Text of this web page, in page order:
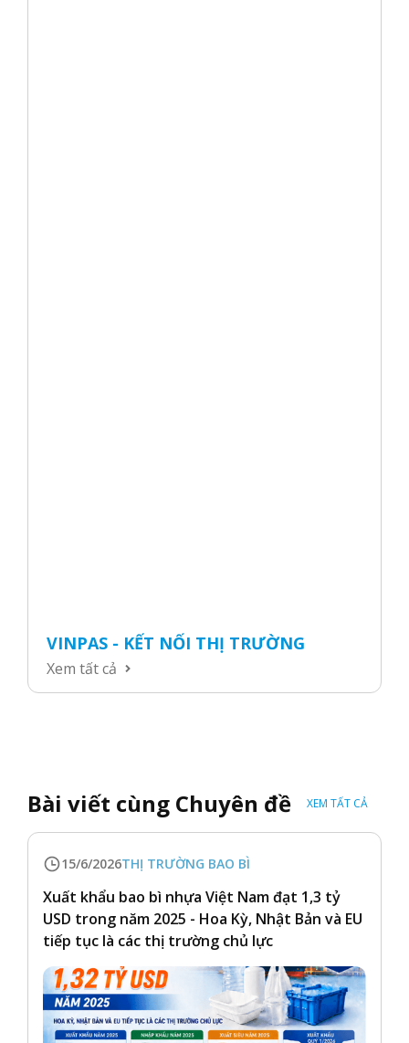
VINPAS - KẾT NỐI THỊ TRƯỜNG
Xem tất cả
Bài viết cùng Chuyên đề XEM TẤT CẢ
15/6/2026THỊ TRƯỜNG BAO BÌ
Xuất khẩu bao bì nhựa Việt Nam đạt 1,3 tỷ
USD trong năm 2025 - Hoa Kỳ, Nhật Bản và EU
tiếp tục là các thị trường chủ lực